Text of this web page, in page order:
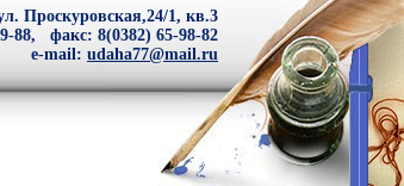
Проскуровская,24/1, кв.3
88, факс: 8(0382) 65-98-82
e-mail: udaha77@mail.ru